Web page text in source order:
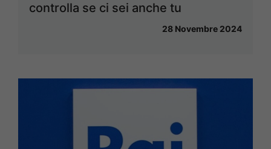
controlla se ci sei anche tu
28 Novembre 2024